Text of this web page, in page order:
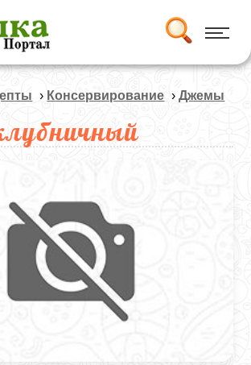
› Консервирование ›Джемы